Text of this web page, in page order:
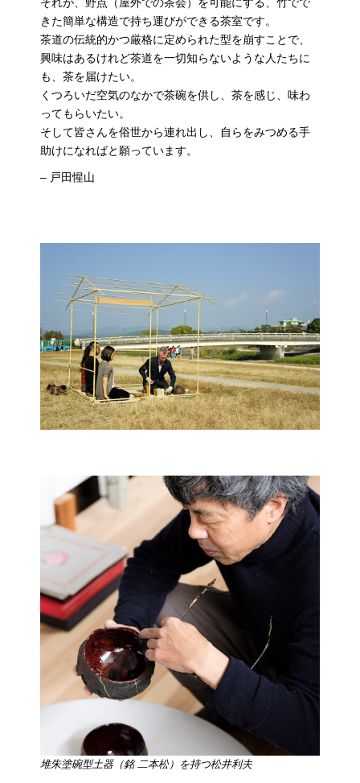
きた簡単な構造で持ち運びができる茶室です。
茶道の伝統的かつ厳格に定められた型を崩すことで、
興味はあるけれど茶道を一切知らないような人たちに
も、茶を届けたい。
くつろいだ空気のなかで茶碗を供し、茶を感じ、味わ
ってもらいたい。
そして皆さんを俗世から連れ出し、自らをみつめる手
助けになればと願っています。
– 戸田惺山
堆朱塗碗型土器（銘 二本松）を持つ松井利夫